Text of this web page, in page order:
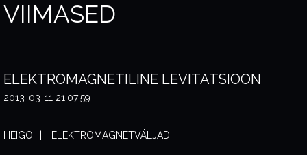
VIIMASED
ELEKTROMAGNETILINE LEVITATSIOON
2013-03-11 21:07:59
HEIGO ELEKTROMAGNETVÄLJAD